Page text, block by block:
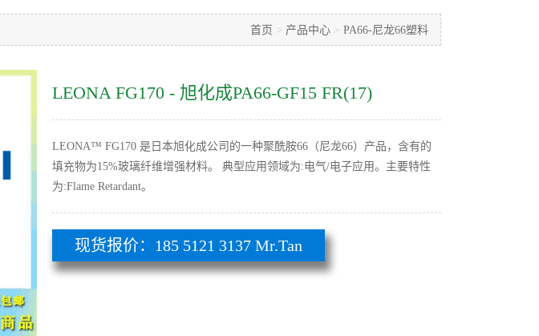
首页 > 产品中心 > PA66-尼龙66塑料
LEONA FG170 - 旭化成PA66-GF15 FR(17)
LEONA™ FG170 是日本旭化成公司的一种聚酰胺66（尼龙66）产品，含有的
填充物为15%玻璃纤维增强材料。 典型应用领域为:电气/电子应用。主要特性
为:Flame Retardant。
现货报价：185 5121 3137 Mr.Tan